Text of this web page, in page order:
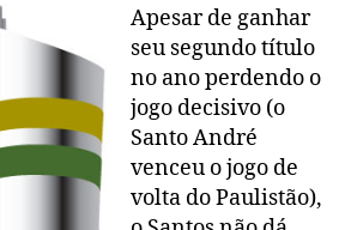
do
Brasil!
Apesar de ganhar
seu segundo título
no ano perdendo o
jogo decisivo (o
Santo André
venceu o jogo de
volta do Paulistão),